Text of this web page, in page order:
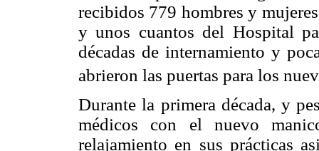
recibidos 779 hombres y
y unos cuantos del Hospital
décadas de internamiento y
abrieron las puertas para los
Durante la primera década, y
médicos con el nuevo
relajamiento en sus prácticas